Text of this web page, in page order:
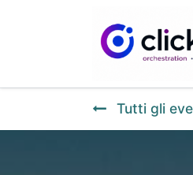
Tutti gli